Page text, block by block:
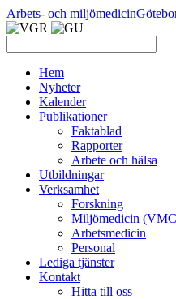
Arbets- och miljömedicin
Hem
Nyheter
Kalender
Publikationer
Faktablad
Rapporter
Arbete och hälsa
Utbildningar
Verksamhet
Forskning
Miljömedicin
Arbetsmedicin
Personal
Lediga tjänster
Kontakt
Hitta till oss